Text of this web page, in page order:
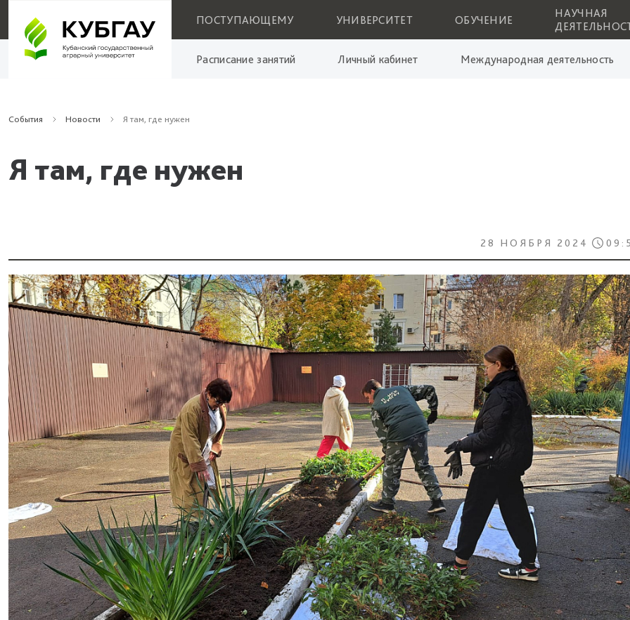
ПОСТУПАЮЩЕМУ УНИВЕРСИТЕТ ОБУЧЕНИЕ
НАУЧНАЯ
Расписание занятий Личный кабинет Международная деятельность
События Новости Я там, где нужен
Я там, где нужен
28 НОЯБРЯ 2024